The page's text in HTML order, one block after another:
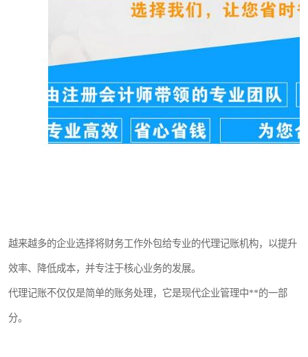
越来越多的企业选择将财务工作外包给专业的代理记账机构，以提升
效率、降低成本，并专注于核心业务的发展。
代理记账不仅仅是简单的账务处理，它是现代企业管理中**的一部
分。